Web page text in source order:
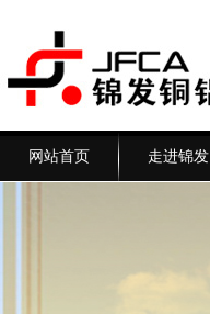
网站首页 走进锦发